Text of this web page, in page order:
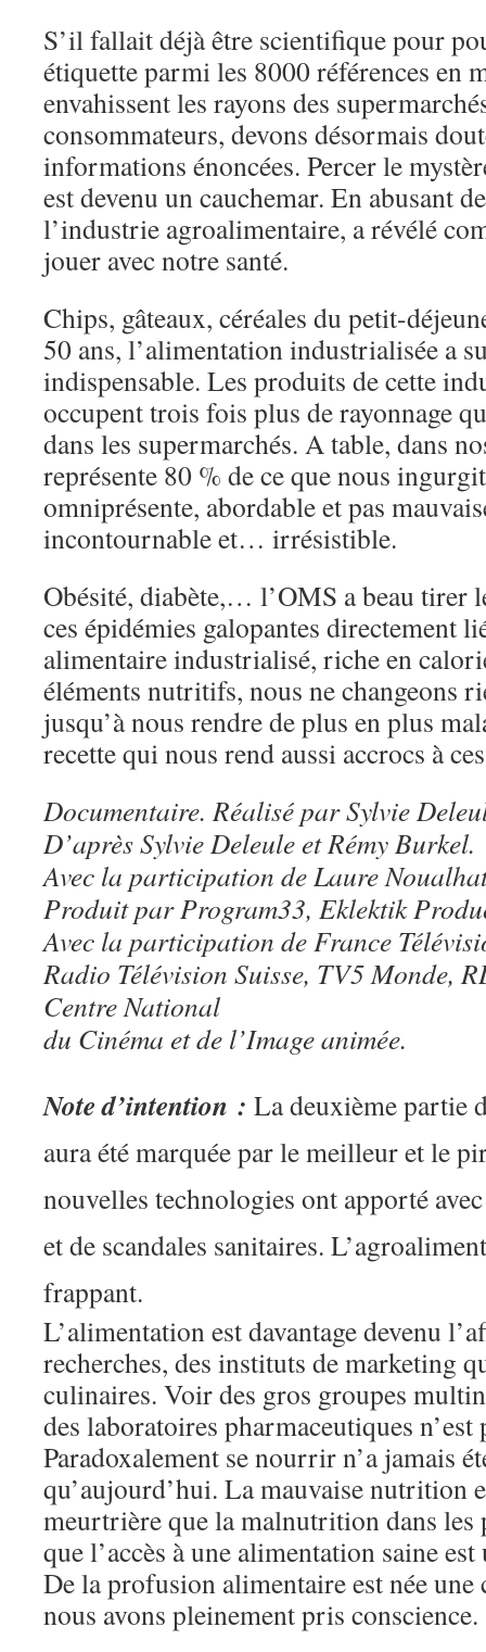
S’il fallait déjà être scientifique pour
étiquette parmi les 8000 références en
envahissent les rayons des
consommateurs, devons désormais
informations énoncées. Percer le
est devenu un cauchemar. En abusant
l’industrie agroalimentaire, a révélé
jouer avec notre santé.
Chips, gâteaux, céréales du petit-
50 ans, l’alimentation industrialisée a
indispensable. Les produits de cette
occupent trois fois plus de rayonnage
dans les supermarchés. A table, dans
représente 80 % de ce que nous
omniprésente, abordable et pas
incontournable et… irrésistible.
Obésité, diabète,… l’OMS a beau tirer
ces épidémies galopantes directement
alimentaire industrialisé, riche en
éléments nutritifs, nous ne changeons
jusqu’à nous rendre de plus en plus
recette qui nous rend aussi accrocs à
Documentaire. Réalisé par Sylvie
D’après Sylvie Deleule et Rémy Burkel.
Avec la participation de Laure
Produit par Program33, Eklektik
Avec la participation de France
Radio Télévision Suisse, TV5 Monde,
Centre National
du Cinéma et de l’Image animée.
Note d’intention : La deuxième partie
aura été marquée par le meilleur et le
nouvelles technologies ont apporté
et de scandales sanitaires.
frappant.
L’alimentation est davantage devenu
recherches, des instituts de marketing
culinaires. Voir des gros groupes
des laboratoires pharmaceutiques
Paradoxalement se nourrir n’a jamais
qu’aujourd’hui. La mauvaise nutrition
meurtrière que la malnutrition dans les
que l’accès à une alimentation saine
De la profusion alimentaire est née
nous avons pleinement pris conscience.